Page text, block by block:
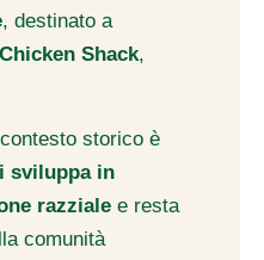
, destinato a
Shack,
storico è
sviluppa in
razziale e resta
comunità